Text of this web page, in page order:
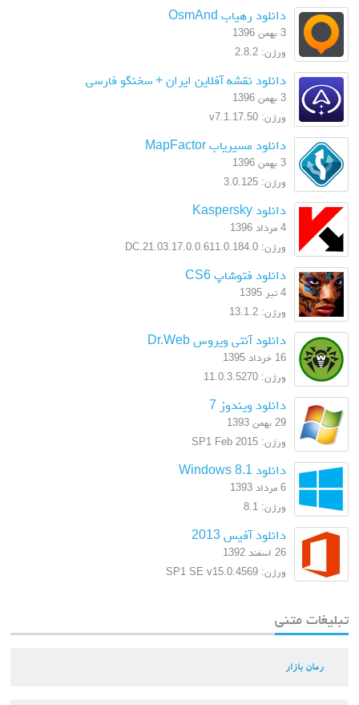
دانلود رهیاب OsmAnd
3 بهمن 1396
ورژن: 2.8.2
دانلود نقشه آفلاین ایران + سخنگو فارسی
3 بهمن 1396
ورژن: v7.1.17.50
دانلود مسیریاب MapFactor
3 بهمن 1396
ورژن: 3.0.125
دانلود Kaspersky
4 مرداد 1396
ورژن: 17.0.0.611.0.184.0.DC.21.03
دانلود فتوشاپ CS6
4 تیر 1395
ورژن: 13.1.2
دانلود آنتی ویروس Dr.Web
16 خرداد 1395
ورژن: 11.0.3.5270
دانلود ویندوز 7
29 بهمن 1393
ورژن: SP1 Feb 2015
دانلود Windows 8.1
6 مرداد 1393
ورژن: 8.1
دانلود آفیس 2013
26 اسفند 1392
ورژن: SP1 SE v15.0.4569
تبلیغات متنی
رمان بازار